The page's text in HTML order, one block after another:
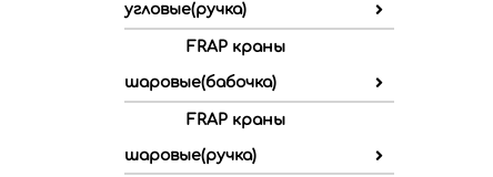
угловые(ручка)
FRAP краны
шаровые(бабочка)
FRAP краны
шаровые(ручка)